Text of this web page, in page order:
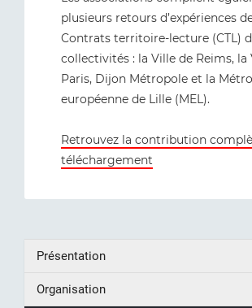
plusieurs retours d’expériences
Contrats territoire-lecture (CTL)
collectivités : la Ville de Reims, la
Paris, Dijon Métropole et la
européenne de Lille (MEL).
Retrouvez la contribution
téléchargement
Présentation
Organisation